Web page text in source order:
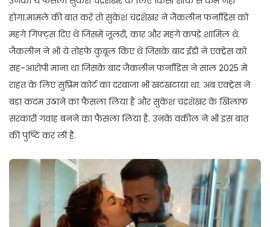
होगा.मामले की बात करें तो सुकेश चंद्रशेखर ने जैकलीन फर्नांडिस को
महंगे गिफ्ट्स दिए थे जिसमें जूलरी, कार और महंगे कपड़े शामिल थे.
जैकलीन ने भी ये तोहफे कुबूल किए थे जिसके बाद ईडी ने एक्ट्रेस को
सह-आरोपी माना था जिसके बाद जैकलीन फर्नांडिस ने साल 2025 में
राहत के लिए सुप्रिम कोर्ट का दरवाजा भी खटखटाया था. अब एक्ट्रेस ने
बड़ा कदम उठाने का फैसला लिया है और सुकेश चंद्रशेखर के खिलाफ
सरकारी गवाह बनने का फैसला लिया है. उनके वकील ने भी इस बात
की पुष्टि कर ली है.